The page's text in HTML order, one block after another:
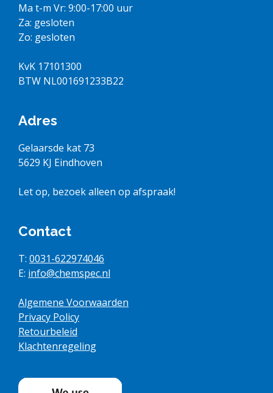
Ma t-m Vr: 9:00-17:00 uur
Za: gesloten
Zo: gesloten
KvK 17101300
BTW NL001691233B22
Adres
Gelaarsde kat 73
5629 KJ Eindhoven
Let op, bezoek alleen op afspraak!
Contact
T: 0031-622974046
E: info@chemspec.nl
Algemene Voorwaarden
Privacy Policy
Retourbeleid
Klachtenregeling